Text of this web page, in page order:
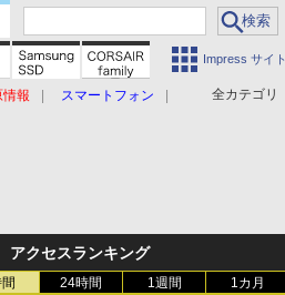
Impress サイト
全カテゴリ
情報 スマートフォン
アクセスランキング
24時間 1週間 1カ月